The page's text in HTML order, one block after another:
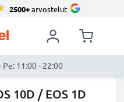
2500+arvostelut
Pe: 11:00 - 22:00
10D / EOS 1D